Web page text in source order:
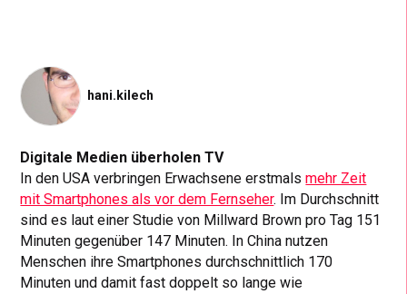
hani.kilech
Digitale Medien überholen TV
In den USA verbringen Erwachsene erstmalsmehr Zeit
mit Smartphones als vor dem Fernseher. Im Durchschnitt
sind es laut einer Studie von Millward Brown pro Tag 151
Minuten gegenüber 147 Minuten. In China nutzen
Menschen ihre Smartphones durchschnittlich 170
Minuten und damit fast doppelt so lange wie